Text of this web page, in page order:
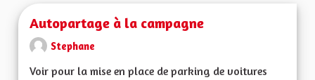
Autopartage à la campagne
Stephane
Voir pour la mise en place de parking de voitures